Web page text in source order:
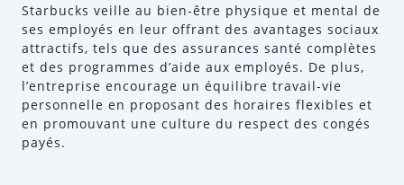
Starbucks veille au bien-être physique et mental de
ses employés en leur offrant des avantages sociaux
attractifs, tels que des assurances santé complètes
et des programmes d’aide aux employés. De plus,
l’entreprise encourage un équilibre travail-vie
personnelle en proposant des horaires flexibles et
en promouvant une culture du respect des congés
payés.